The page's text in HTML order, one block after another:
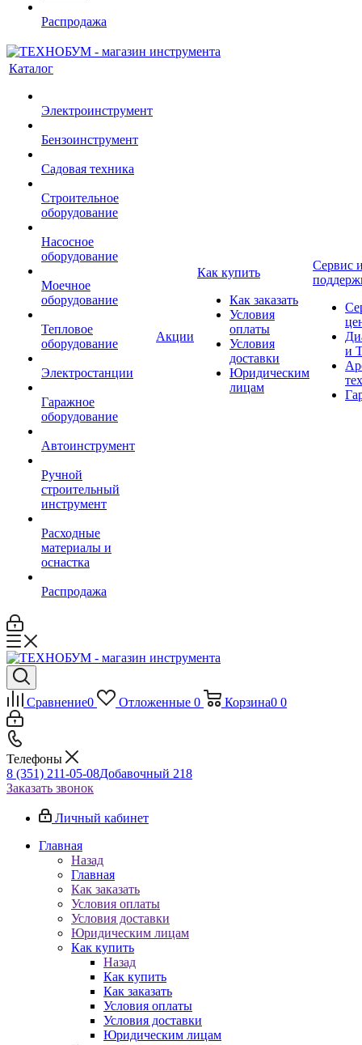
Распродажа
Каталог
Электроинструмент
Бензоинструмент
Садовая техника
Строительное
оборудование
Насосное
оборудование
Моечное
оборудование
Тепловое
оборудование
Электростанции
Гаражное
оборудование
Автоинструмент
Ручной
строительный
инструмент
Расходные
материалы и
оснастка
Распродажа
Акции
Как купить
Как заказать
Условия
оплаты
Условия
доставки
Юридическим
лицам
Сервис
и
Сравнение0 Отложенные 0 Корзина0 0
Телефоны
8 (351) 211-05-08Добавочный 218
Заказать звонок
Личный кабинет
Главная
Назад
Главная
Как заказать
Условия оплаты
Условия доставки
Юридическим лицам
Как купить
Назад
Как купить
Как заказать
Условия оплаты
Условия доставки
Юридическим лицам